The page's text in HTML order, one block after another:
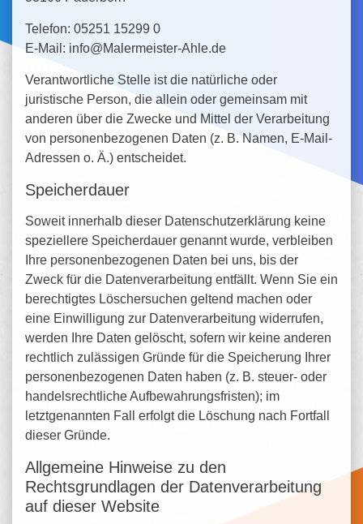
Telefon: 05251 15299 0
E-Mail: info@Malermeister-Ahle.de
Verantwortliche Stelle ist die natürliche oder
juristische Person, die allein oder gemeinsam mit
anderen über die Zwecke und Mittel der Verarbeitung
von personenbezogenen Daten (z. B. Namen, E-Mail-
Adressen o. Ä.) entscheidet.
Speicherdauer
Soweit innerhalb dieser Datenschutzerklärung keine
speziellere Speicherdauer genannt wurde, verbleiben
Ihre personenbezogenen Daten bei uns, bis der
Zweck für die Datenverarbeitung entfällt. Wenn Sie ein
berechtigtes Löschersuchen geltend machen oder
eine Einwilligung zur Datenverarbeitung widerrufen,
werden Ihre Daten gelöscht, sofern wir keine anderen
rechtlich zulässigen Gründe für die Speicherung Ihrer
personenbezogenen Daten haben (z. B. steuer- oder
handelsrechtliche Aufbewahrungsfristen); im
letztgenannten Fall erfolgt die Löschung nach Fortfall
dieser Gründe.
Allgemeine Hinweise zu den
Rechtsgrundlagen der Datenverarbeitung
auf dieser Website